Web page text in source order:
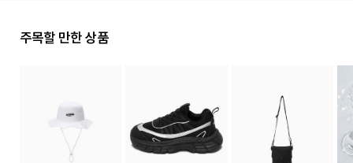
주목할 만한 상품